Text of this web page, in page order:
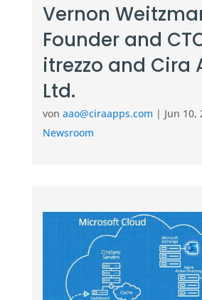
Vernon
Founder and
itrezzo and Cira
Ltd.
von aao@ciraapps.com | Jun 10,
Newsroom